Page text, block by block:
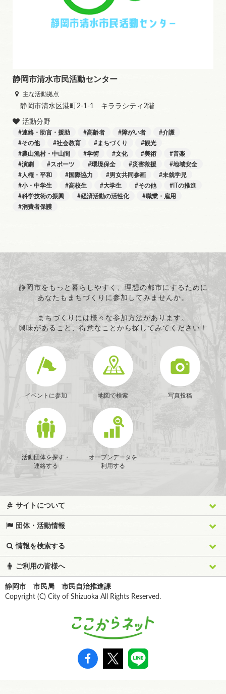
静岡市清水市民活動センター
主な活動拠点
静岡市清水区港町2-1-1 キララシティ2階
活動分野
連絡・助言・援助 高齢者 障がい者
介護
その他
社会教育 まちづくり
観光
農山漁村・中山間
学術 文化 美術
音楽
演劇
スポーツ 環境保全 災害救援
地域安全
人権・平和
国際協力 男女共同参画
未就学児
小・中学生
高校生 大学生 その他
ITの推進
科学技術の振興
経済活動の活性化
職業・雇用
消費者保護
静岡市をもっと暮らしやすく、理想の都市にするために
あなたもまちづくりに参加してみませんか。
まちづくりには様々な参加方法があります。
興味があること、得意なことから探してみてください！
イベントに参加 地図で検索 写真投稿
活動団体を探す・
連絡する
オープンデータを
利用する
サイトについて
団体・活動情報
情報を検索する
ご利用の皆様へ
静岡市 市民局 市民自治推進課
Copyright (C) City of Shizuoka All Rights Reserved.